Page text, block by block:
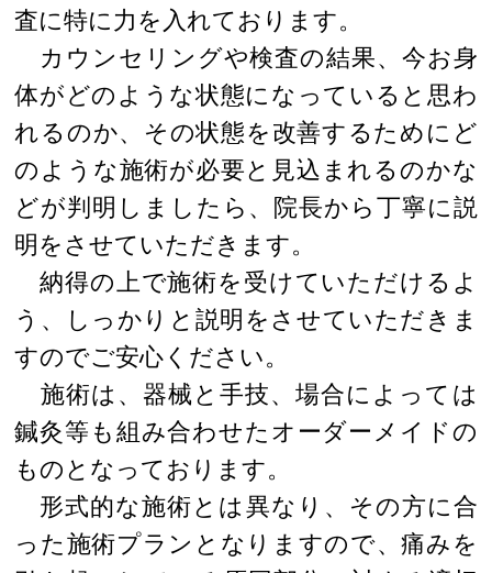
査に特に力を入れております。
カウンセリングや検査の結果、今お身
体がどのような状態になっていると思わ
れるのか、その状態を改善するためにど
のような施術が必要と見込まれるのかな
どが判明しましたら、院長から丁寧に説
明をさせていただきます。
納得の上で施術を受けていただけるよ
う、しっかりと説明をさせていただきま
すのでご安心ください。
施術は、器械と手技、場合によっては
鍼灸等も組み合わせたオーダーメイドの
ものとなっております。
形式的な施術とは異なり、その方に合
った施術プランとなりますので、痛みを